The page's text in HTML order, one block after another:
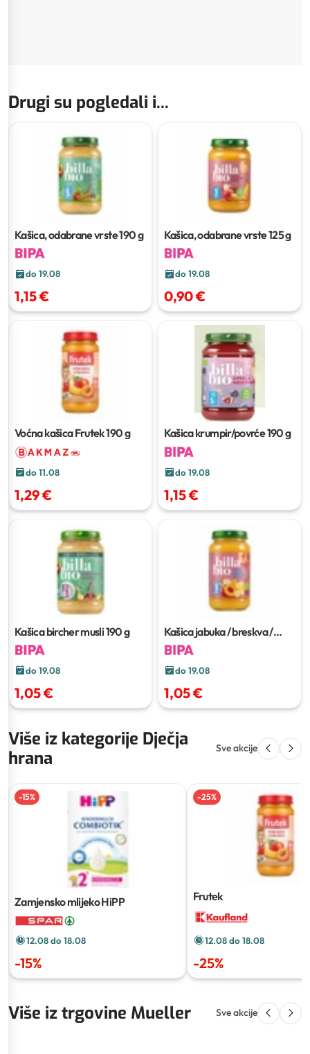
Drugi su pogledali i...
Kašica, odabrane vrste190 g
do 19.08
1,15 €
Kašica, odabrane vrste125 g
do 19.08
0,90 €
Voćna kašica Frutek190 g
do 11.08
1,29 €
Kašica krumpir/povrće190 g
do 19.08
1,15 €
Kašica bircher musli190 g
do 19.08
1,05 €
Kašica jabuka / breskva /
banana
do 19.08
1,05 €
Više iz kategorije Dječja
hrana
Sve akcije
-15%
Zamjensko mlijeko HiPP
12.08 do 18.08
-15%
-25%
Frutek
12.08 do 18.08
-25%
Više iz trgovine Mueller Sve akcije